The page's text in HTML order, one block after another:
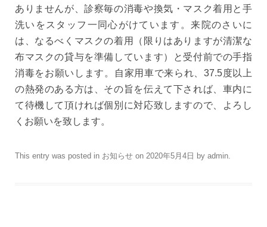
ありませんが、診察毎の消毒や換気・マスク着用と手
洗いをスタッフ一同心がけています。来院のさいに
は、なるべくマスクの着用（限りはありますが清潔な
布マスクの貸与を準備しています）と受付前での手指
消毒をお願いします。自家用車で来られ、37.5度以上
の熱発のある方は、その旨を伝えて下されば、車内に
て待機して頂ければ個別に対応致しますので、よろし
くお願いを致します。
This entry was posted in お知らせ on 2020年5月4日 by admin.